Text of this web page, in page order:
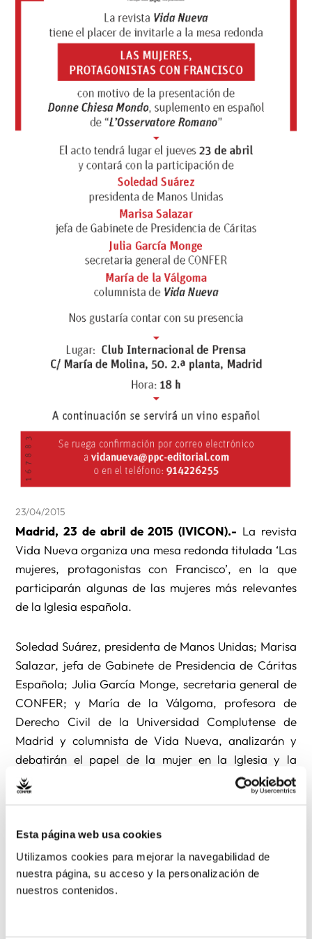
Esta página web usa cookies
Utilizamos cookies para mejorar la navegabilidad de
nuestra página, su acceso y la personalización de
nuestros contenidos.
23/04/2015
Madrid, 23 de abril de 2015 (IVICON).- La revista
Vida Nueva organiza una mesa redonda titulada ‘Las
mujeres, protagonistas con Francisco’, en la que
participarán algunas de las mujeres más relevantes
de la Iglesia española.
Soledad Suárez, presidenta de Manos Unidas; Marisa
Salazar, jefa de Gabinete de Presidencia de Cáritas
Española; Julia García Monge, secretaria general de
CONFER; y María de la Válgoma, profesora de
Derecho Civil de la Universidad Complutense de
Madrid y columnista de Vida Nueva, analizarán y
debatirán el papel de la mujer en la Iglesia y la
sociedad, y las expectativas que se abren en el
pontificado actual.
El evento se celebra con motivo de la presentación de
Donne Chiesa Mondo (Mujeres Iglesia Mundo), el
suplemento femenino de L’Osservatore Romano que
Vida Nueva distribuye en español en exclusiva desde